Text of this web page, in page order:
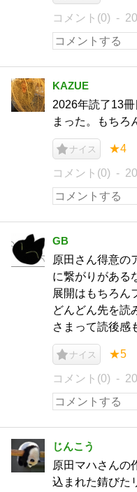
コメント(0)
KAZUE
2026年読了13
まった。もちろ
ナイス ★4
コメント(0)
GB
原田さん得意の
に繋がりがある
展開はもちろん
どんどん先を読
さまって読後感
ナイス ★5
コメント(0)
じんこう
原田マハさんの
込まれた錆びた